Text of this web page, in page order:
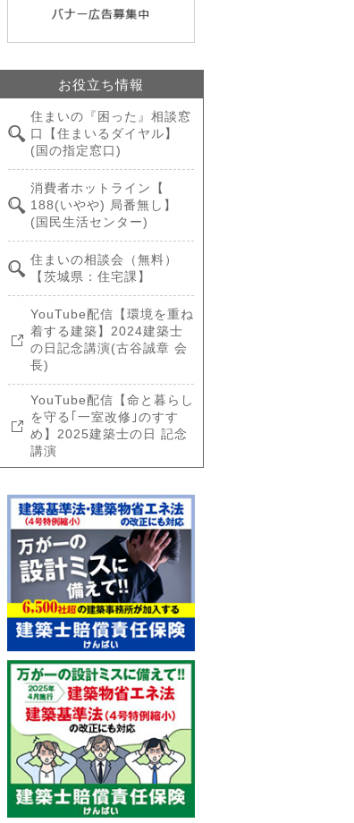
お役立ち情報
住まいの『困った』相談窓
口【住まいるダイヤル】
(国の指定窓口)
消費者ホットライン【
188(いやや) 局番無し】
(国民生活センター)
住まいの相談会（無料）
【茨城県：住宅課】
YouTube配信【環境を重ね
着する建築】2024建築士
の日記念講演(古谷誠章 会
長)
YouTube配信【命と暮らし
を守る｢一室改修｣のすす
め】2025建築士の日 記念
講演